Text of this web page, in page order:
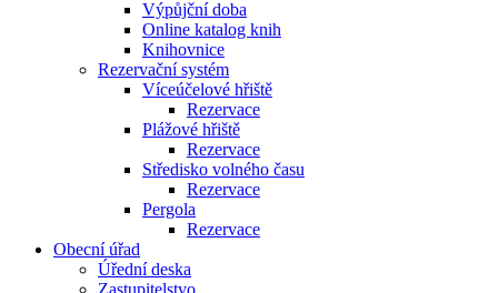
Výpůjční doba
Online katalog knih
Knihovnice
Rezervační systém
Víceúčelové hřiště
Rezervace
Plážové hřiště
Rezervace
Středisko volného času
Rezervace
Pergola
Rezervace
Obecní úřad
Úřední deska
Zastupitelstvo